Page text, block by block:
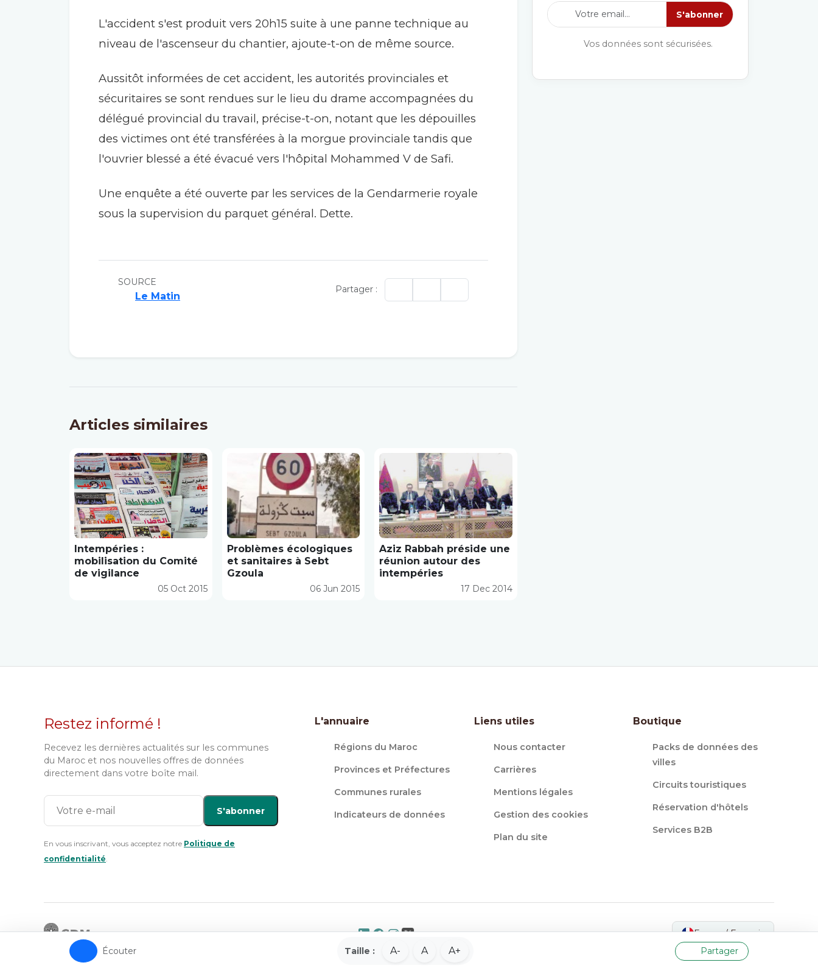
L'accident s'est produit vers 20h15 suite à une panne technique au
niveau de l'ascenseur du chantier, ajoute-t-on de même source.
Aussitôt informées de cet accident, les autorités provinciales et
sécuritaires se sont rendues sur le lieu du drame accompagnées du
délégué provincial du travail, précise-t-on, notant que les dépouilles
des victimes ont été transférées à la morgue provinciale tandis que
l'ouvrier blessé a été évacué vers l'hôpital Mohammed V de Safi.
Une enquête a été ouverte par les services de la Gendarmerie royale
sous la supervision du parquet général. Dette.
SOURCE
Le Matin
Partager :
Écouter Taille : A- A A+ Partager
Articles similaires
Intempéries :
mobilisation du Comité
de vigilance
05 Oct 2015
​Problèmes écologiques
et sanitaires à Sebt
Gzoula
06 Jun 2015
Aziz Rabbah préside une
réunion autour des
intempéries
17 Dec 2014
S'abonner
Vos données sont sécurisées.
Restez informé !
Recevez les dernières actualités sur les communes
du Maroc et nos nouvelles offres de données
directement dans votre boîte mail.
S'abonner
En vous inscrivant, vous acceptez notre Politique de
confidentialité.
L'annuaire
Régions du Maroc
Provinces et Préfectures
Communes rurales
Indicateurs de données
Liens utiles
Nous contacter
Carrières
Mentions légales
Gestion des cookies
Plan du site
Boutique
Packs de données des
villes
Circuits touristiques
Réservation d'hôtels
Services B2B
France / Français